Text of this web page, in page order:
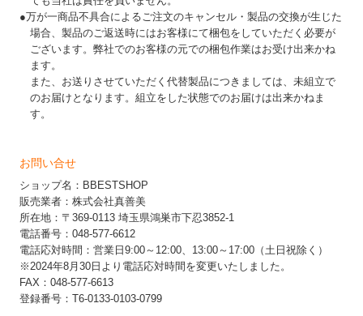
●万が一商品不具合によるご注文のキャンセル・製品の交換が生じた
場合、製品のご返送時にはお客様にて梱包をしていただく必要が
ございます。弊社でのお客様の元での梱包作業はお受け出来かね
ます。
また、お送りさせていただく代替製品につきましては、未組立で
のお届けとなります。組立をした状態でのお届けは出来かねま
す。
お問い合せ
ショップ名：BBESTSHOP
販売業者：株式会社真善美
所在地：〒369-0113 埼玉県鴻巣市下忍3852-1
電話番号：048-577-6612
電話応対時間：営業日9:00～12:00、13:00～17:00（土日祝除く）
※2024年8月30日より電話応対時間を変更いたしました。
FAX：048-577-6613
登録番号：T6-0133-0103-0799